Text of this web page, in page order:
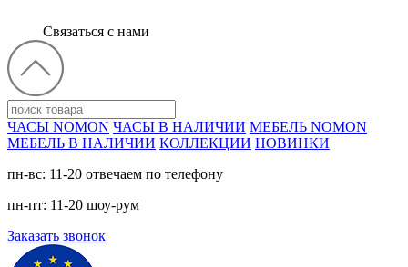
Связаться с нами
ЧАСЫ NOMON ЧАСЫ В НАЛИЧИИ МЕБЕЛЬ NOMON
МЕБЕЛЬ В НАЛИЧИИ КОЛЛЕКЦИИ НОВИНКИ
пн-вс: 11-20 отвечаем по телефону
пн-пт: 11-20 шоу-рум
Заказать звонок